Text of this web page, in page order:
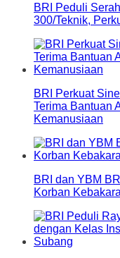
BRI Peduli
300/Teknik,
BRI Perkuat
Terima Bantuan
Kemanusiaan
BRI dan YBM
Korban